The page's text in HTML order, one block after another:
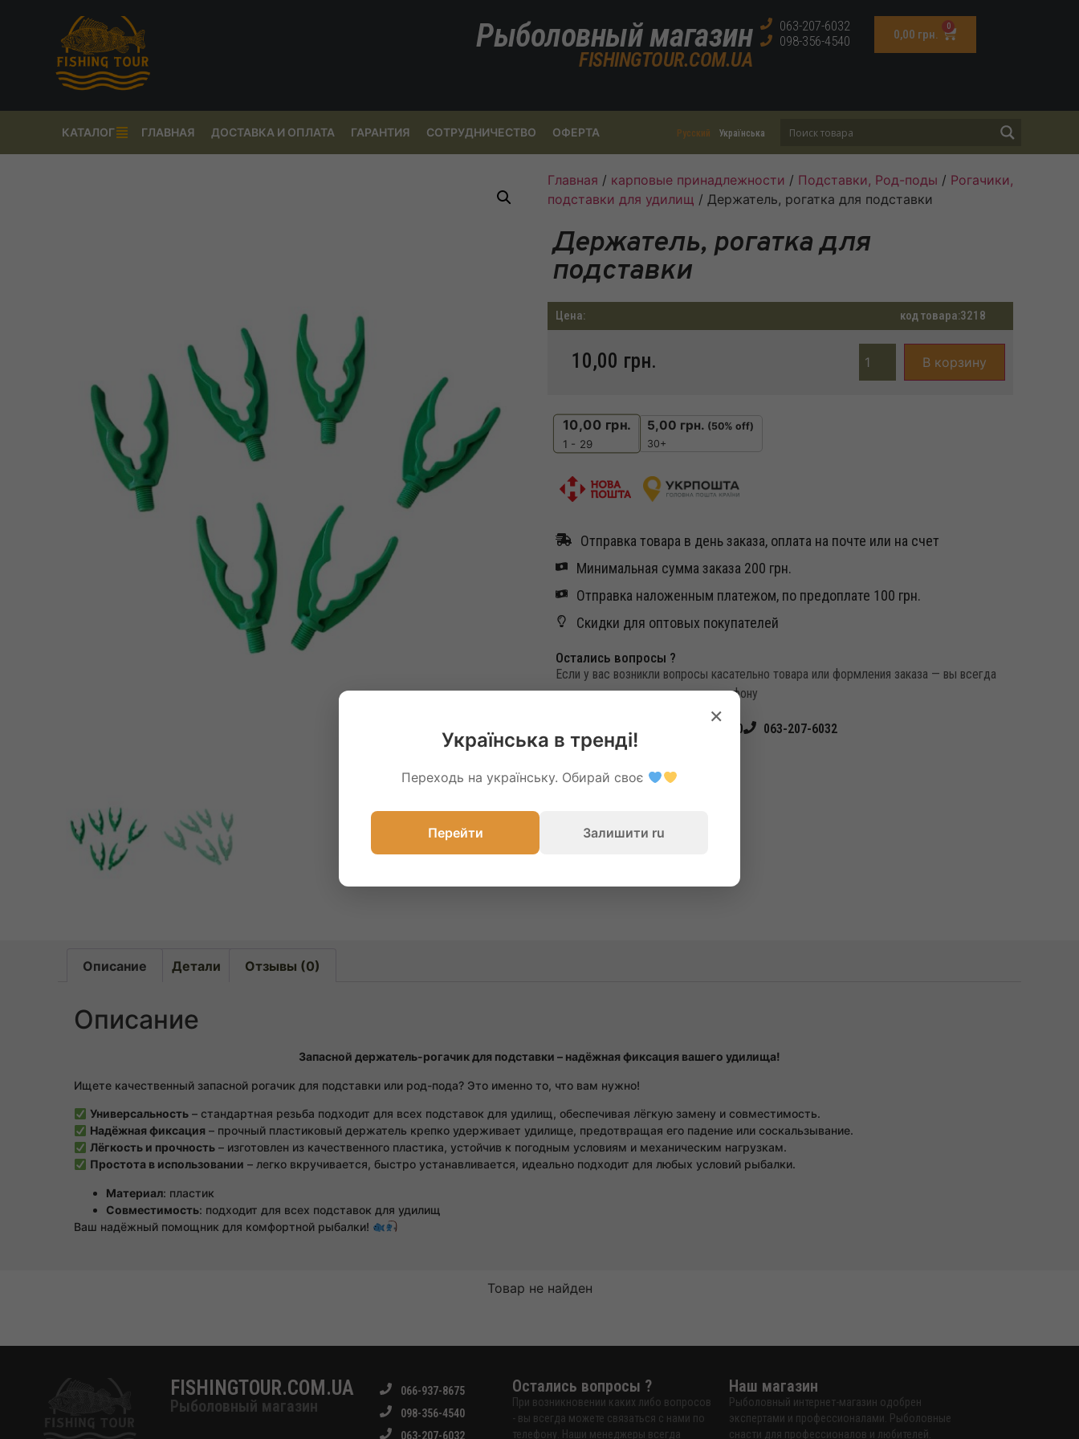
Рыболовный магазин
FISHINGTOUR.COM.UA
063-207-6032
098-356-4540
0,00 грн.
0
Русский Українська
КАТАЛОГ ГЛАВНАЯ ДОСТАВКА И ОПЛАТА ГАРАНТИЯ СОТРУДНИЧЕСТВО ОФЕРТА
Главная / карповые принадлежности / Подставки, Род-поды / Рогачики,
подставки для удилищ / Держатель, рогатка для подставки
Держатель, рогатка для
подставки
Цена: код товара:3218
10,00 грн. В корзину
10,00 грн.
1 - 29
5,00 грн. (50% off)
30+
Отправка товара в день заказа, оплата на почте или на счет
Минимальная сумма заказа 200 грн.
Отправка наложенным платежом, по предоплате 100 грн.
Скидки для оптовых покупателей
Остались вопросы ?
Если у вас возникли вопросы касательно товара или формления заказа — вы всегда
можете связаться с нами по телефону
066-937-8675 098-356-4540 063-207-6032
Описание Детали Отзывы (0)
Описание
Запасной держатель-рогачик для подставки – надёжная фиксация вашего удилища!
Ищете качественный запасной рогачик для подставки или род-пода? Это именно то, что вам нужно!
Универсальность– стандартная резьба подходит для всех подставок для удилищ, обеспечивая лёгкую замену и совместимость.
Надёжная фиксация– прочный пластиковый держатель крепко удерживает удилище, предотвращая его падение или соскальзывание.
Лёгкость и прочность– изготовлен из качественного пластика, устойчив к погодным условиям и механическим нагрузкам.
Простота в использовании – легко вкручивается, быстро устанавливается, идеально подходит для любых условий рыбалки.
Материал: пластик
Совместимость: подходит для всех подставок для удилищ
Ваш надёжный помощник для комфортной рыбалки!
Товар не найден
FISHINGTOUR.COM.UA
Рыболовный магазин
066-937-8675
098-356-4540
063-207-6032
Остались вопросы ?
При возникновении каких либо вопросов
- вы всегда можете связаться с нами по
телефону. Наши менеджеры всегда
Наш магазин
Рыболовный интернет-магазин одобрен
экспертами и профессионалами. Рыболовные
снасти для профессионалов и любителей.
×
Українська в тренді!
Переходь на українську. Обирай своє
Перейти Залишити ru